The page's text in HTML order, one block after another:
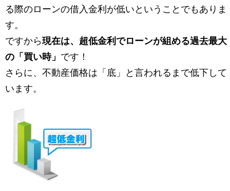
る際のローンの借入金利が低いということでもありま
す。
ですから現在は、超低金利でローンが組める過去最大
の「買い時」 です！
さらに、不動産価格は「底」と言われるまで低下して
います。